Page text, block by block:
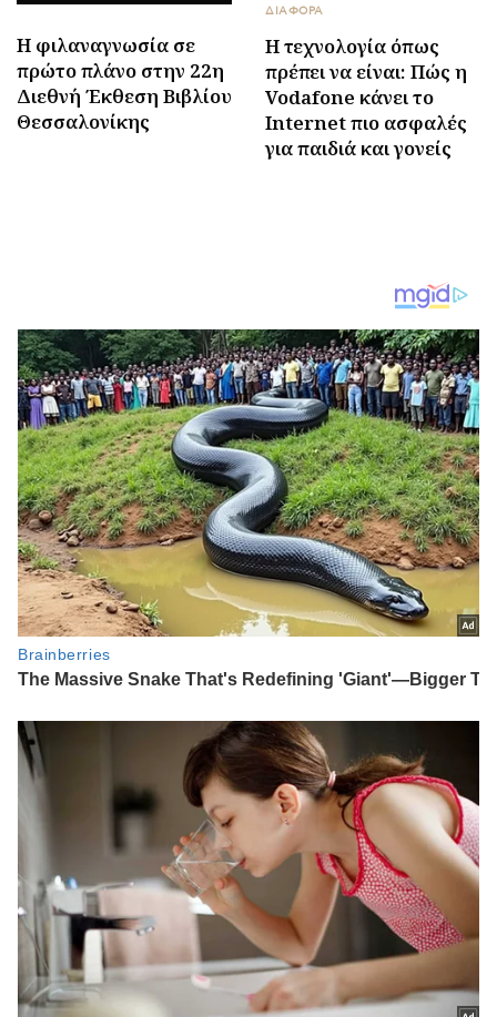
Η φιλαναγνωσία σε
πρώτο πλάνο στην 22η
Διεθνή Έκθεση Βιβλίου
Θεσσαλονίκης
ΔΙΑΦΟΡΑ
Η τεχνολογία όπως
πρέπει να είναι: Πώς η
Vodafone κάνει το
Internet πιο ασφαλές
για παιδιά και γονείς